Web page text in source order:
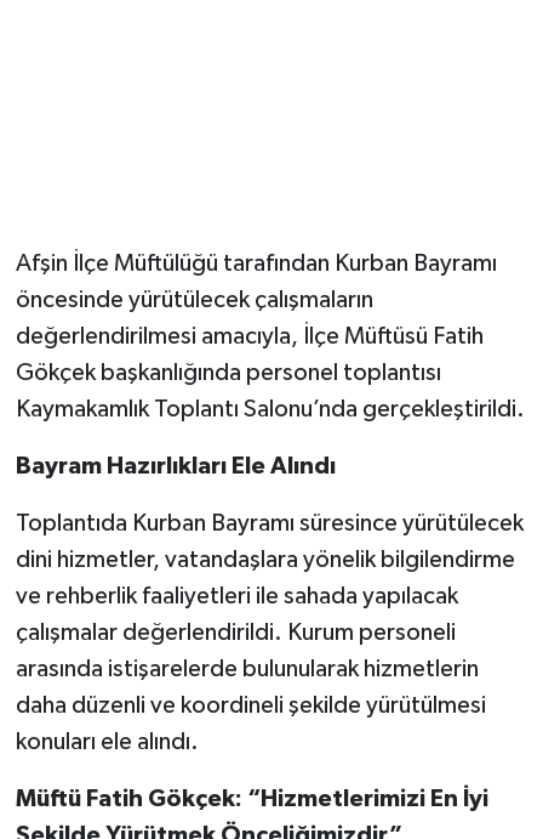
Afşin İlçe Müftülüğü tarafından Kurban Bayramı
öncesinde yürütülecek çalışmaların
değerlendirilmesi amacıyla, İlçe Müftüsü Fatih
Gökçek başkanlığında personel toplantısı
Kaymakamlık Toplantı Salonu’nda gerçekleştirildi.
Bayram Hazırlıkları Ele Alındı
Toplantıda Kurban Bayramı süresince yürütülecek
dini hizmetler, vatandaşlara yönelik bilgilendirme
ve rehberlik faaliyetleri ile sahada yapılacak
çalışmalar değerlendirildi. Kurum personeli
arasında istişarelerde bulunularak hizmetlerin
daha düzenli ve koordineli şekilde yürütülmesi
konuları ele alındı.
Müftü Fatih Gökçek: “Hizmetlerimizi En İyi